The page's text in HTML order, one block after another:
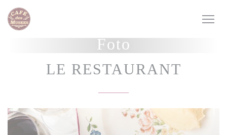
Personalizzazione delle tue scelte sui cookie
Foto
LE RESTAURANT